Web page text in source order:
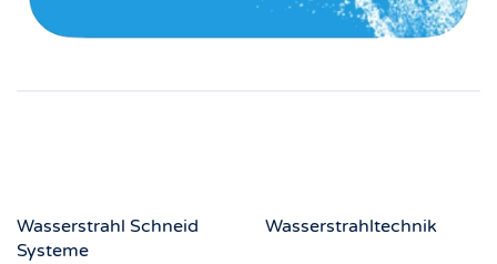
Wasserstrahl Schneid
Systeme
Wasserstrahltechnik